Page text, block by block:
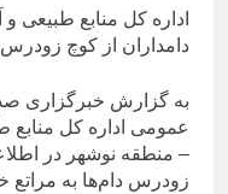
اداره کل منابع طبیعی
دامداران از کوچ زودرس
به گزارش خبرگزاری
عمومی اداره کل منابع
– منطقه نوشهر در
زودرس دام‌ها به مراتع